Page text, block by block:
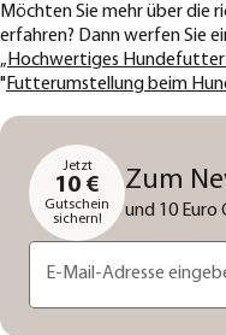
Möchten Sie mehr über die
erfahren? Dann werfen Sie
„ Hochwertiges Hundefutter
"Futterumstellung beim
Jetzt
10 €
Gutschein
sichern!
Zum
und 10 Euro
E-Mail-Adresse